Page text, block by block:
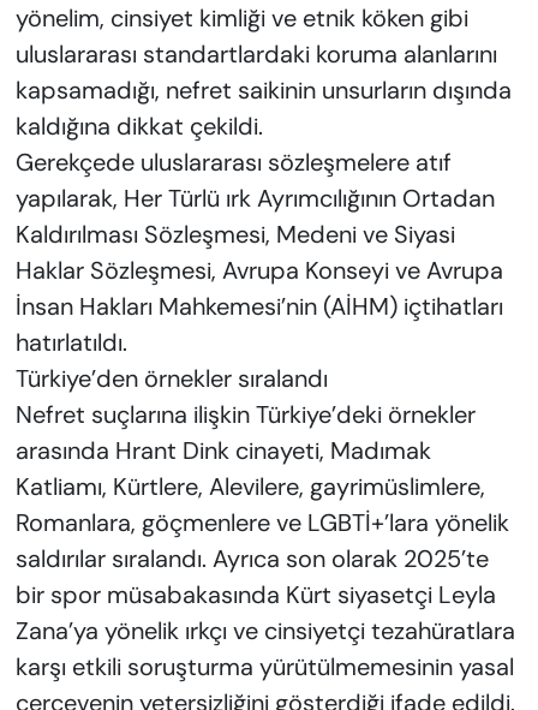
yönelim, cinsiyet kimliği ve etnik köken gibi
uluslararası standartlardaki koruma alanlarını
kapsamadığı, nefret saikinin unsurların dışında
kaldığına dikkat çekildi.
Gerekçede uluslararası sözleşmelere atıf
yapılarak, Her Türlü ırk Ayrımcılığının Ortadan
Kaldırılması Sözleşmesi, Medeni ve Siyasi
Haklar Sözleşmesi, Avrupa Konseyi ve Avrupa
İnsan Hakları Mahkemesi’nin (AİHM) içtihatları
hatırlatıldı.
Türkiye’den örnekler sıralandı
Nefret suçlarına ilişkin Türkiye’deki örnekler
arasında Hrant Dink cinayeti, Madımak
Katliamı, Kürtlere, Alevilere, gayrimüslimlere,
Romanlara, göçmenlere ve LGBTİ+’lara yönelik
saldırılar sıralandı. Ayrıca son olarak 2025’te
bir spor müsabakasında Kürt siyasetçi Leyla
Zana’ya yönelik ırkçı ve cinsiyetçi tezahüratlara
karşı etkili soruşturma yürütülmemesinin yasal
çerçevenin yetersizliğini gösterdiği ifade edildi.